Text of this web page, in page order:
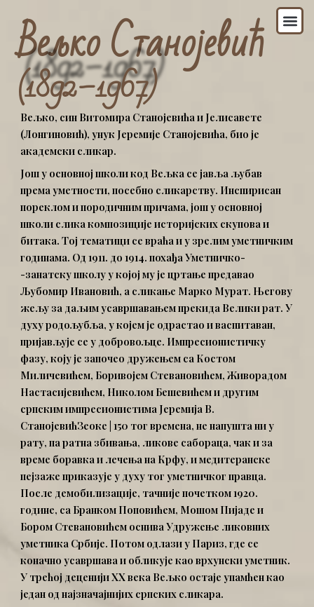
садржај
Вељко Станојевић
(1892–1967)
Вељко, син Витомира Станојевића и Јелисавете
(Лонгиновић), унук Јеремије Станојевића, био је
академски сликар.
Још у основној школи код Вељка се јавља љубав
према уметности, посебно сликарству. Инспирисан
пореклом и породичним причама, још у основној
школи слика композиције историјских скупова и
битака. Тој тематици се враћа и у зрелим уметничким
годинама. Од 1911. до 1914. похађа Уметничко-
-занатску школу у којој му је цртање предавао
Љубомир Ивановић, а сликање Марко Мурат. Његову
жељу за даљим усавршавањем прекида Велики рат. У
духу родољубља, у којем је одрастао и васпитаван,
пријављује се у добровољце. Импресионистичку
фазу, коју је започео дружењем са Костом
Миличевићем, Боривојем Стевановићем, Живорадом
Настасијевићем, Николом Бешевићем и другим
српским импресионистима Јеремија В.
СтанојевићЗеоке | 150 тог времена, не напушта ни у
рату, па ратна збивања, ликове сабораца, чак и за
време боравка и лечења на Крфу, и медитеранске
пејзаже приказује у духу тог уметничког правца.
После демобилизације, тачније почетком 1920.
године, са Бранком Поповићем, Мошом Пијаде и
Бором Стевановићем оснива Удружење ликовних
уметника Србије. Потом одлази у Париз, где се
коначно усавршава и обликује као врхунски уметник.
У трећој деценији XX века Вељко остаје упамћен као
један од најзначајнијих српских сликара.